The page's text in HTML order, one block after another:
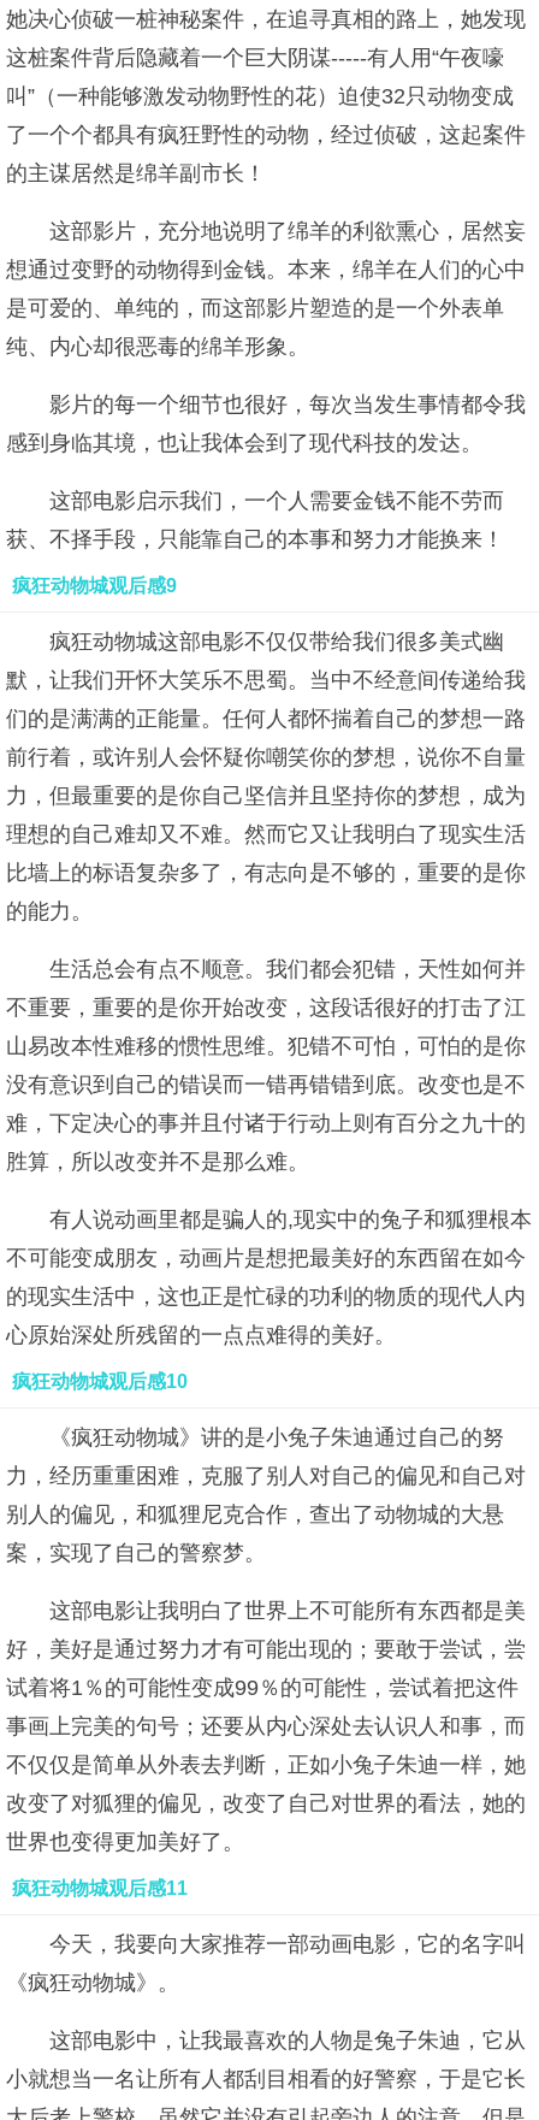
她决心侦破一桩神秘案件，在追寻真相的路上，她发现
这桩案件背后隐藏着一个巨大阴谋-----有人用“午夜嚎
叫”（一种能够激发动物野性的花）迫使32只动物变成
了一个个都具有疯狂野性的动物，经过侦破，这起案件
的主谋居然是绵羊副市长！
这部影片，充分地说明了绵羊的利欲熏心，居然妄
想通过变野的动物得到金钱。本来，绵羊在人们的心中
是可爱的、单纯的，而这部影片塑造的是一个外表单
纯、内心却很恶毒的绵羊形象。
影片的每一个细节也很好，每次当发生事情都令我
感到身临其境，也让我体会到了现代科技的发达。
这部电影启示我们，一个人需要金钱不能不劳而
获、不择手段，只能靠自己的本事和努力才能换来！
疯狂动物城观后感9
疯狂动物城这部电影不仅仅带给我们很多美式幽
默，让我们开怀大笑乐不思蜀。当中不经意间传递给我
们的是满满的正能量。任何人都怀揣着自己的梦想一路
前行着，或许别人会怀疑你嘲笑你的梦想，说你不自量
力，但最重要的是你自己坚信并且坚持你的梦想，成为
理想的自己难却又不难。然而它又让我明白了现实生活
比墙上的标语复杂多了，有志向是不够的，重要的是你
的能力。
生活总会有点不顺意。我们都会犯错，天性如何并
不重要，重要的是你开始改变，这段话很好的打击了江
山易改本性难移的惯性思维。犯错不可怕，可怕的是你
没有意识到自己的错误而一错再错错到底。改变也是不
难，下定决心的事并且付诸于行动上则有百分之九十的
胜算，所以改变并不是那么难。
有人说动画里都是骗人的,现实中的兔子和狐狸根本
不可能变成朋友，动画片是想把最美好的东西留在如今
的现实生活中，这也正是忙碌的功利的物质的现代人内
心原始深处所残留的一点点难得的美好。
疯狂动物城观后感10
《疯狂动物城》讲的是小兔子朱迪通过自己的努
力，经历重重困难，克服了别人对自己的偏见和自己对
别人的偏见，和狐狸尼克合作，查出了动物城的大悬
案，实现了自己的警察梦。
这部电影让我明白了世界上不可能所有东西都是美
好，美好是通过努力才有可能出现的；要敢于尝试，尝
试着将1％的可能性变成99％的可能性，尝试着把这件
事画上完美的句号；还要从内心深处去认识人和事，而
不仅仅是简单从外表去判断，正如小兔子朱迪一样，她
改变了对狐狸的偏见，改变了自己对世界的看法，她的
世界也变得更加美好了。
疯狂动物城观后感11
今天，我要向大家推荐一部动画电影，它的名字叫
《疯狂动物城》。
这部电影中，让我最喜欢的人物是兔子朱迪，它从
小就想当一名让所有人都刮目相看的好警察，于是它长